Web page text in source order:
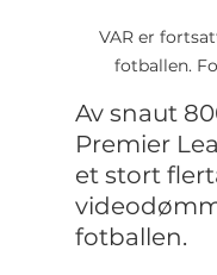
VAR er
fotballen.
Av snaut
Premier
et stort
fotballen.